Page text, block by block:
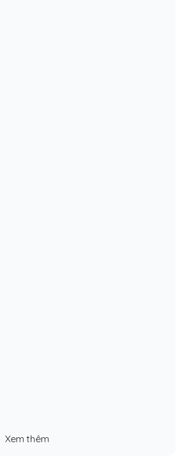
Xem thêm